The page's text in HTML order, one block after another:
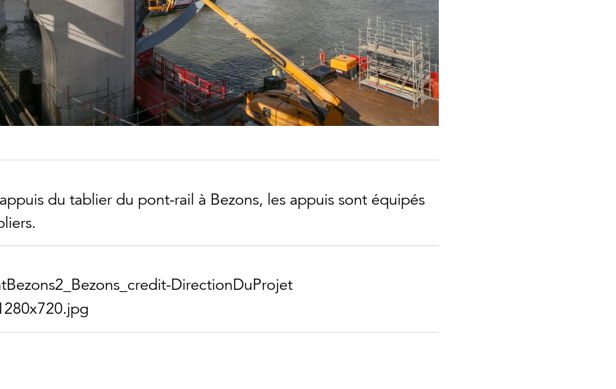
du tablier du pont-rail à Bezons, les appuis sont équipés
​Direction​DuProjet​